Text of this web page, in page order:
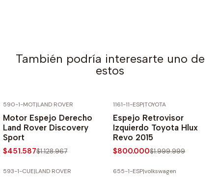
También podría interesarte uno de
estos
590-1-MOT|LAND ROVER
Motor Espejo Derecho
Land Rover Discovery
Sport
$451.587$1.128.967
1161-11-ESP|TOYOTA
Espejo Retrovisor
Izquierdo Toyota Hlux
Revo 2015
$800.000$1.999.999
593-1-CUE|LAND ROVER 655-1-ESP|volkswagen